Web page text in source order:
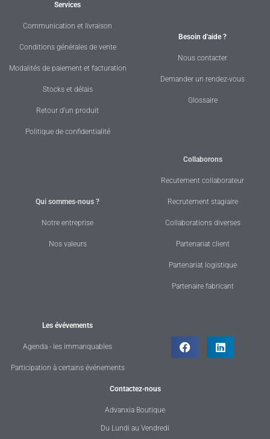
Services
Communication et livraison
Conditions générales de vente
Modalités de paiement et facturation
Stocks et délais
Retour d'un produit
Politique de confidentialité
Besoin d'aide ?
Nous contacter
Demander un rendez-vous
Glossaire
Qui sommes-nous ?
Notre entreprise
Nos valeurs
Collaborons
Recutement collaborateur
Recrutement stagiaire
Collaborations diverses
Partenariat client
Partenariat logistique
Partenaire fabricant
Les évévements
Agenda - les immanquables
Participation à certains événements
Contactez-nous
Advanxia Boutique
Du Lundi au Vendredi